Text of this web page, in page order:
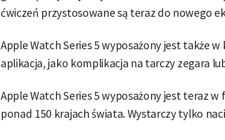
ćwiczeń przystosowane są teraz do nowego
Apple Watch Series 5 wyposażony jest także
aplikacja, jako komplikacja na tarczy zegara
Apple Watch Series 5 wyposażony jest teraz
ponad 150 krajach świata. Wystarczy tylko